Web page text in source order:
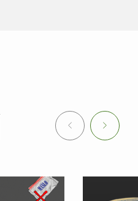
Previous Next